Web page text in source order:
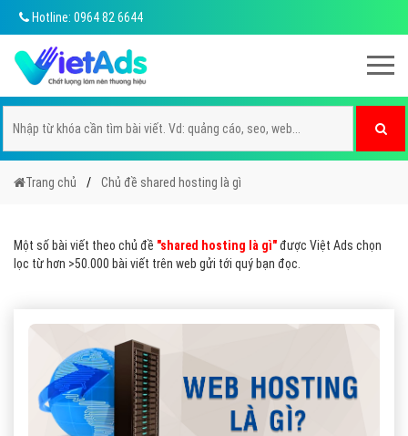
Hotline: 0964 82 6644
Trang chủ Chủ đề shared hosting là gì
Một số bài viết theo chủ đề "shared hosting là gì"được Việt Ads chọn
lọc từ hơn >50.000 bài viết trên web gửi tới quý bạn đọc.